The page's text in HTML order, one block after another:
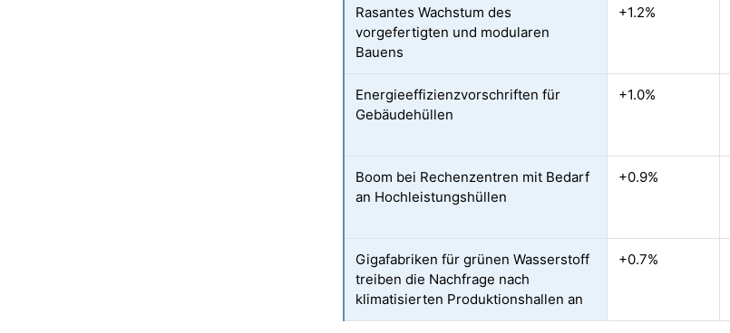
Rasantes Wachstum des
vorgefertigten und modularen
Bauens
+1.2%
Energieeffizienzvorschriften für
Gebäudehüllen
+1.0%
Boom bei Rechenzentren mit Bedarf
an Hochleistungshüllen
+0.9%
Gigafabriken für grünen Wasserstoff
treiben die Nachfrage nach
klimatisierten Produktionshallen an
+0.7%